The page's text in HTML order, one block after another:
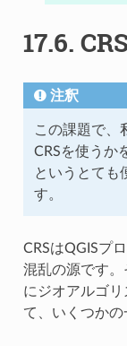
17.6.
注釈
この課題で、
CRSを使うか
というとても
す。
CRSはQGISプ
混乱の源です
にジオアルゴ
て、いくつかの